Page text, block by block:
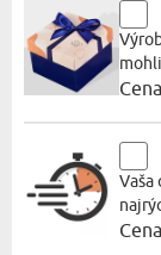
Vaša